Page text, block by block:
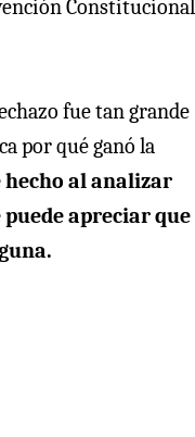
Constitucional
fue tan grande
por qué ganó la
hecho al analizar
apreciar que